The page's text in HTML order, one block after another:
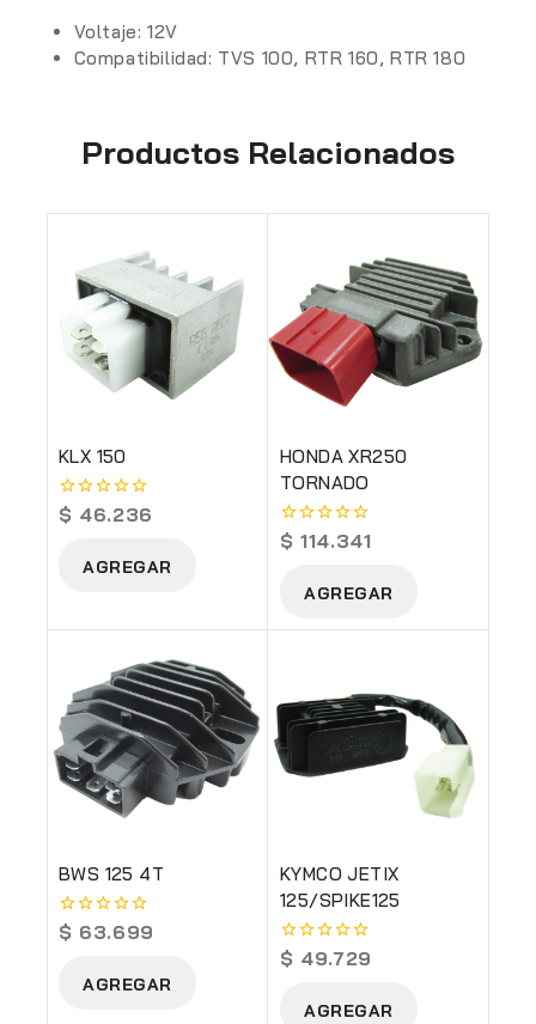
Voltaje: 12V
Compatibilidad: TVS 100, RTR 160, RTR 180
Productos Relacionados
KLX 150
0
out
$ 46.236
AGREGAR
HONDA XR250
TORNADO
0
out
$ 114.341
AGREGAR
BWS 125 4T
0
out
$ 63.699
AGREGAR
KYMCO JETIX
125/SPIKE125
0
out
$ 49.729
AGREGAR